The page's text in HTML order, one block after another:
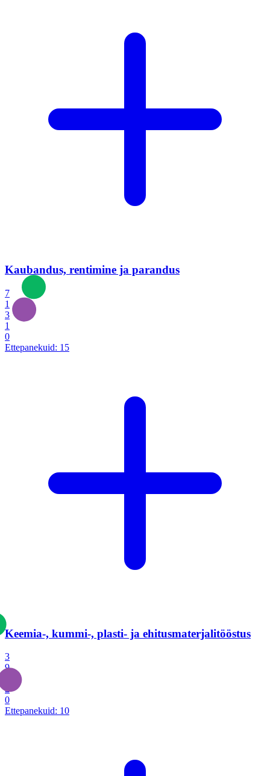
Kaubandus, rentimine ja parandus
7
1
3
1
0
Ettepanekuid: 15
Keemia-, kummi-, plasti- ja ehitusmaterjalitööstus
3
9
2
0
Ettepanekuid: 10